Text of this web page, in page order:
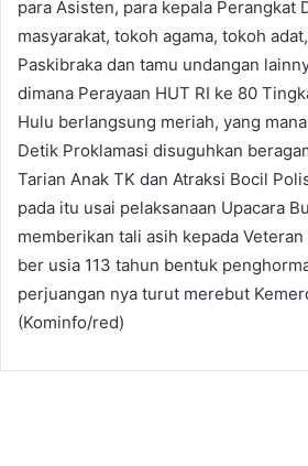
para Asisten, para kepala Perangkat
masyarakat, tokoh agama, tokoh
Paskibraka dan tamu undangan
dimana Perayaan HUT RI ke 80
Hulu berlangsung meriah, yang
Detik Proklamasi disuguhkan
Tarian Anak TK dan Atraksi Bocil
pada itu usai pelaksanaan Upacara
memberikan tali asih kepada
ber usia 113 tahun bentuk
perjuangan nya turut merebut
(Kominfo/red)